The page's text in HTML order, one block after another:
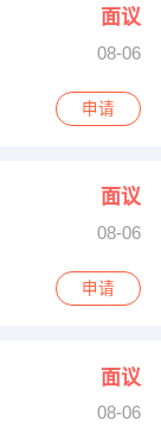
面议
08-06
申请
面议
08-06
申请
面议
08-06